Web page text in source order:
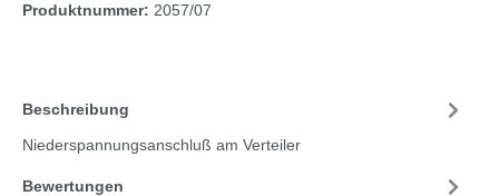
Produktnummer: 2057/07
Beschreibung
Niederspannungsanschluß am Verteiler
Bewertungen